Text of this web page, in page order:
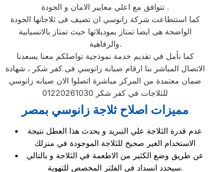
تتوافق مع اعلي معايير الامان و الجودة .
كما استتطاعت شركة زانوسي ان تضيف فى ثلاجاتها الجودة
الواضحة هى ايضا تمتاز بموديلاتها حيث تمتاز بالانسيابية
والرفاهية.
كما نأمل في تقديم خدمة نموذجية تواصلكم معنا يسعدنا
الاتصال المباشر بنا ارقام صيانه زانوسي فى كفر شكر ، شهادة
ضمان معتمدة من المركز مباشرة اتصلوا الان صيانه زانوسي
للثلاجات في كفر شكر 01220261030
مميزات اصلاح ثلاجة زانوسي بمصر
عدم قدرة الثلاجة علي التبريد و يحدث هذا العطل نتيجة
الاستخدام الغير صحيح للثلاجة الموجودة في منزلك
عن طريق وضع الكثير من الاطعمة في الثلاجة و بالتالي
سيحدد انسداد في الفلتر المخصص للتهوية.